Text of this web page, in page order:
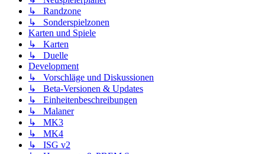
↳ Randzone
↳ Sonderspielzonen
Karten und Spiele
↳ Karten
↳ Duelle
Development
↳ Vorschläge und Diskussionen
↳ Beta-Versionen & Updates
↳ Einheitenbeschreibungen
↳ Malaner
↳ MK3
↳ MK4
↳ ISG v2